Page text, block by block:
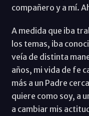
compañero y a mí.
A medida que iba
los temas, iba
veía de distinta
años, mi vida de fe
más a un Padre
quiere como soy, a
a cambiar mis